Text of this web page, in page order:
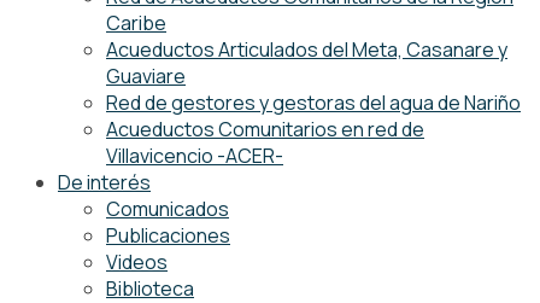
Caribe
Acueductos Articulados del Meta, Casanare y
Guaviare
Red de gestores y gestoras del agua de Nariño
Acueductos Comunitarios en red de
Villavicencio -ACER-
De interés
Comunicados
Publicaciones
Videos
Biblioteca